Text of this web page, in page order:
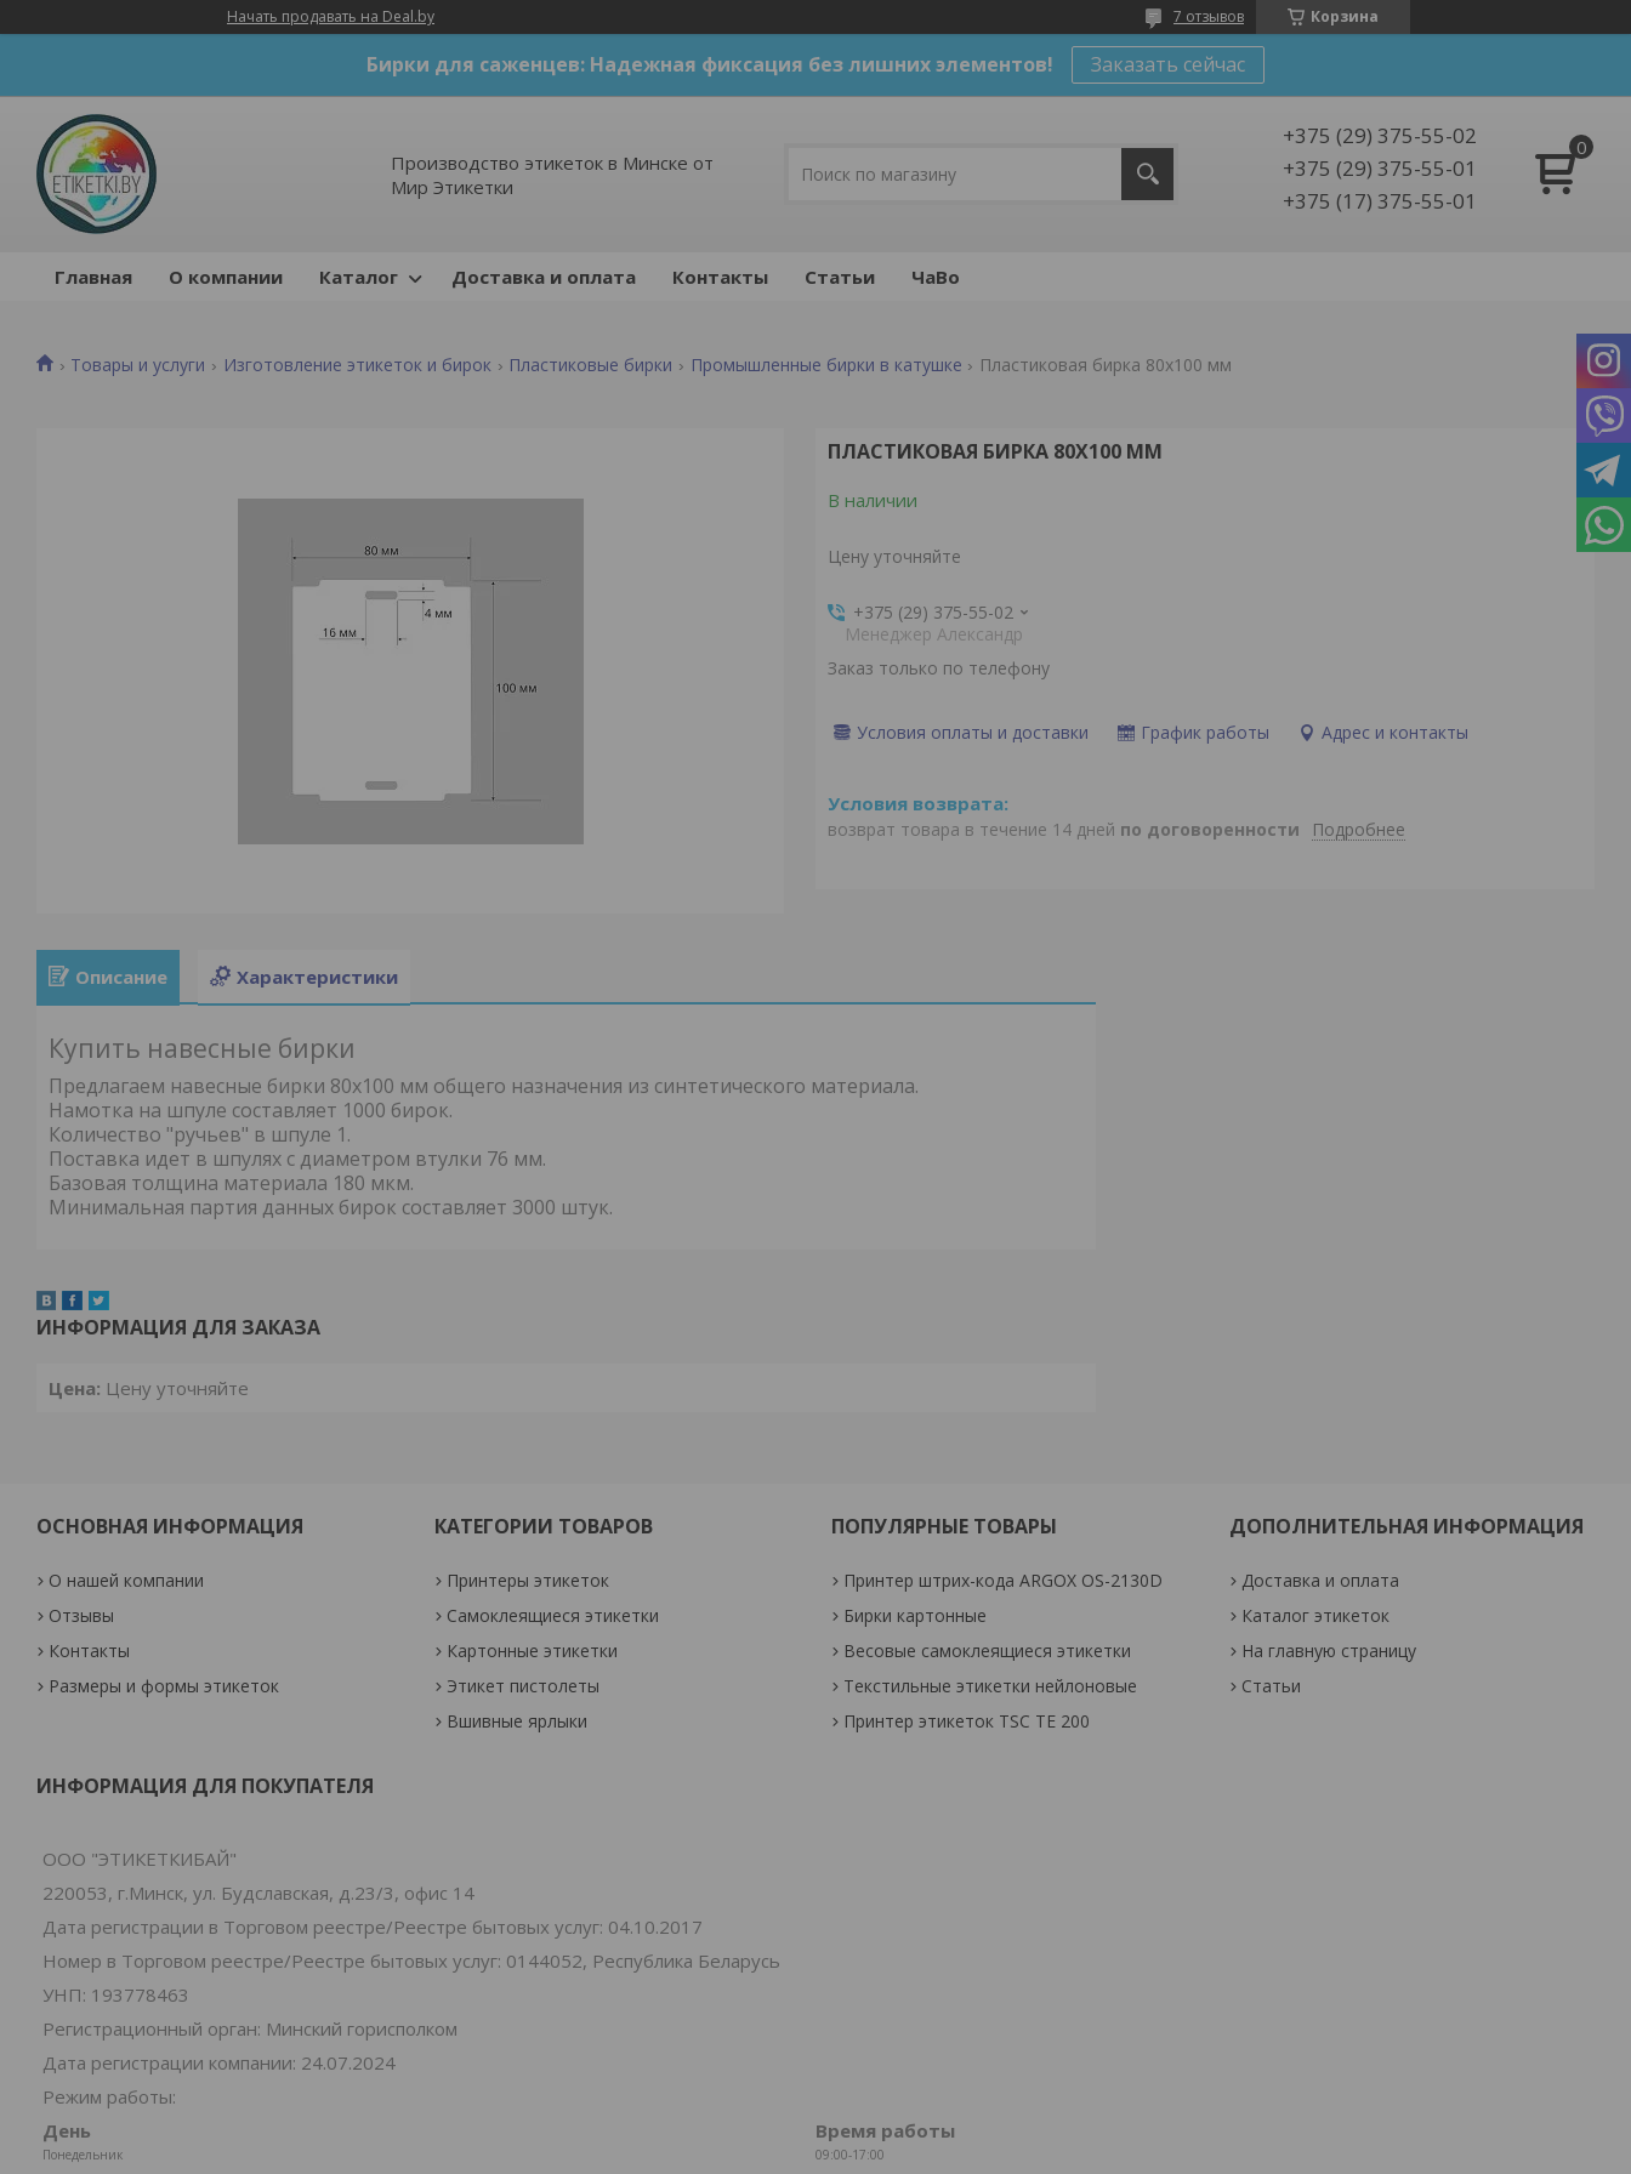
Начать продавать на Deal.by Корзина
7 отзывов
Бирки для саженцев: Надежная фиксация без лишних элементов! Заказать сейчас
Производство этикеток в Минске от
Мир Этикетки
+375 (29) 375-55-02
+375 (29) 375-55-01
+375 (17) 375-55-01
Главная О компании Каталог Доставка и оплата Контакты Статьи ЧаВо
Товары и услуги Изготовление этикеток и бирок Пластиковые бирки Промышленные бирки в катушке Пластиковая бирка 80x100 мм
ПЛАСТИКОВАЯ БИРКА 80X100 ММ
В наличии
Цену уточняйте
+375 (29) 375-55-02
Менеджер Александр
Заказ только по телефону
Условия оплаты и доставки График работы Адрес и контакты
возврат товара в течение 14 дней по договоренности Подробнее
Описание Характеристики
Купить навесные бирки
Предлагаем навесные бирки 80x100 мм общего назначения из синтетического материала.
Намотка на шпуле составляет 1000 бирок.
Количество "ручьев" в шпуле 1.
Поставка идет в шпулях с диаметром втулки 76 мм.
Базовая толщина материала 180 мкм.
Минимальная партия данных бирок составляет 3000 штук.
ИНФОРМАЦИЯ ДЛЯ ЗАКАЗА
Цена: Цену уточняйте
ОСНОВНАЯ ИНФОРМАЦИЯ
О нашей компании
Отзывы
Контакты
Размеры и формы этикеток
КАТЕГОРИИ ТОВАРОВ
Принтеры этикеток
Самоклеящиеся этикетки
Картонные этикетки
Этикет пистолеты
Вшивные ярлыки
ПОПУЛЯРНЫЕ ТОВАРЫ
Принтер штрих-кода ARGOX OS-2130D
Бирки картонные
Весовые самоклеящиеся этикетки
Текстильные этикетки нейлоновые
Принтер этикеток TSC TE 200
ДОПОЛНИТЕЛЬНАЯ ИНФОРМАЦИЯ
Доставка и оплата
Каталог этикеток
На главную страницу
Статьи
ИНФОРМАЦИЯ ДЛЯ ПОКУПАТЕЛЯ
ООО "ЭТИКЕТКИБАЙ"
220053, г.Минск, ул. Будславская, д.23/3, офис 14
Дата регистрации в Торговом реестре/Реестре бытовых услуг: 04.10.2017
Номер в Торговом реестре/Реестре бытовых услуг: 0144052, Республика Беларусь
УНП: 193778463
Регистрационный орган: Минский горисполком
Дата регистрации компании: 24.07.2024
Режим работы:
День
Время работы
Понедельник
09:00-17:00